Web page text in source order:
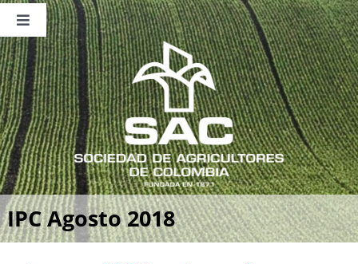
Saltar
contenido
Toggle
Navigation
Nosotros
Publicaciones
Sala de Prensa
Eventos
IPC Agosto 2018